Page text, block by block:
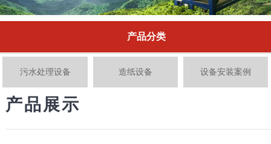
产品分类
污水处理设备 造纸设备 设备安装案例
产品展示